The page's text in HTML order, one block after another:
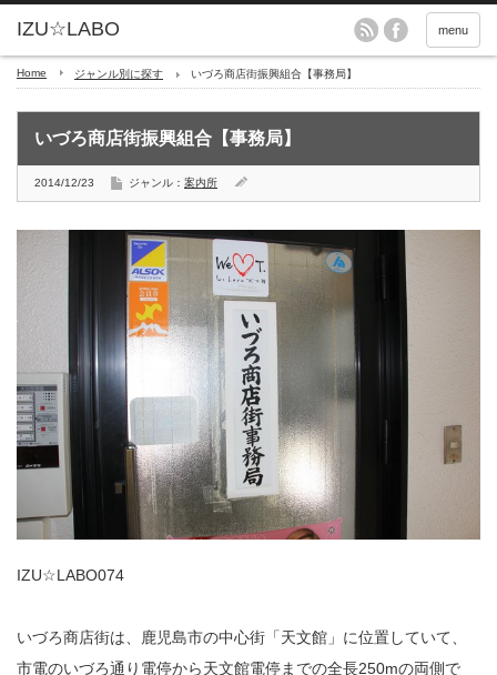
menu
Home ジャンル別に探す いづろ商店街振興組合【事務局】
いづろ商店街振興組合【事務局】
2014/12/23 ジャンル： 案内所
IZU☆LABO074
いづろ商店街は、鹿児島市の中心街「天文館」に位置していて、
市電のいづろ通り電停から天文館電停までの全長250mの両側で